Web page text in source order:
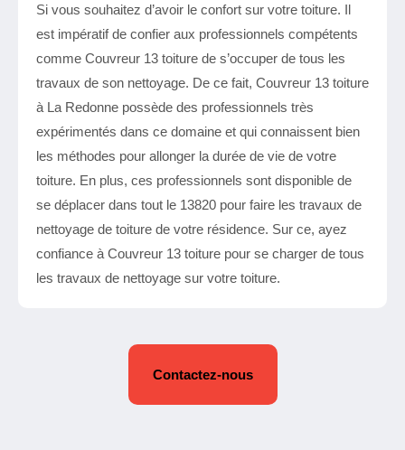
Si vous souhaitez d’avoir le confort sur votre toiture. Il
est impératif de confier aux professionnels compétents
comme Couvreur 13 toiture de s’occuper de tous les
travaux de son nettoyage. De ce fait, Couvreur 13 toiture
à La Redonne possède des professionnels très
expérimentés dans ce domaine et qui connaissent bien
les méthodes pour allonger la durée de vie de votre
toiture. En plus, ces professionnels sont disponible de
se déplacer dans tout le 13820 pour faire les travaux de
nettoyage de toiture de votre résidence. Sur ce, ayez
confiance à Couvreur 13 toiture pour se charger de tous
les travaux de nettoyage sur votre toiture.
Contactez-nous